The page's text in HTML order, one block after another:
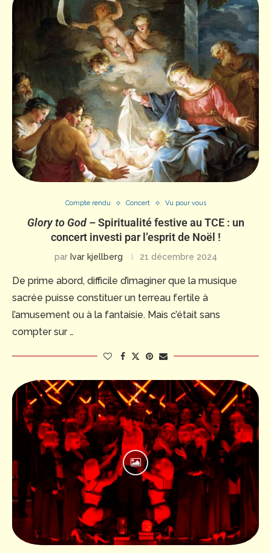
Compte rendu Concert Vu pour vous
Glory to God– Spiritualité festive au TCE : un
concert investi par l’esprit de Noël !
par Ivar kjellberg 21 décembre 2024
De prime abord, difficile d’imaginer que la musique
sacrée puisse constituer un terreau fertile à
l’amusement ou à la fantaisie. Mais c’était sans
compter sur …